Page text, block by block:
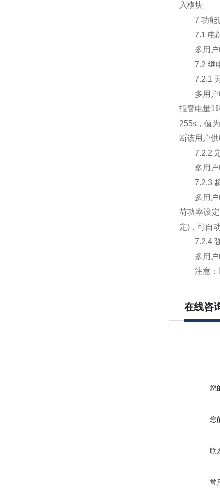
入模块
7 功能
7.1 电
多用户电
7.2 继电
7.2.1 无
多用户电
报警电量1
255s，值
断该用户
7.2.2 定
多用户电
7.2.3 超
多用户电
荷功率设
定)，可自
7.2.4 强
多用户电
注意：以
在线咨
您
您
联
常